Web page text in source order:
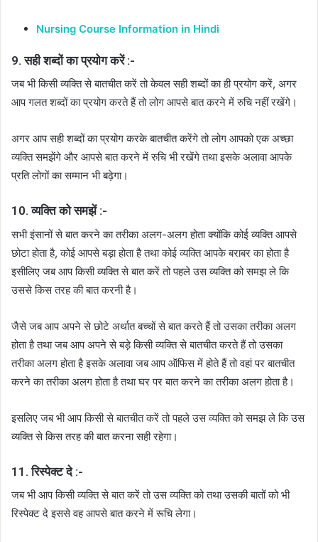
Nursing Course Information in Hindi
9. सही शब्दों का प्रयोग करें :-
जब भी किसी व्यक्ति से बातचीत करें तो केवल सही शब्दों का ही प्रयोग करें, अगर
आप गलत शब्दों का प्रयोग करते हैं तो लोग आपसे बात करने में रुचि नहीं रखेंगे।
अगर आप सही शब्दों का प्रयोग करके बातचीत करेंगे तो लोग आपको एक अच्छा
व्यक्ति समझेंगे और आपसे बात करने में रुचि भी रखेंगे तथा इसके अलावा आपके
प्रति लोगों का सम्मान भी बढ़ेगा।
10. व्यक्ति को समझें :-
सभी इंसानों से बात करने का तरीका अलग-अलग होता क्योंकि कोई व्यक्ति आपसे
छोटा होता है, कोई आपसे बड़ा होता है तथा कोई व्यक्ति आपके बराबर का होता है
इसीलिए जब आप किसी व्यक्ति से बात करें तो पहले उस व्यक्ति को समझ ले कि
उससे किस तरह की बात करनी है।
जैसे जब आप अपने से छोटे अर्थात बच्चों से बात करते हैं तो उसका तरीका अलग
होता है तथा जब आप अपने से बड़े किसी व्यक्ति से बातचीत करते हैं तो उसका
तरीका अलग होता है इसके अलावा जब आप ऑफिस में होते हैं तो वहां पर बातचीत
करने का तरीका अलग होता है तथा घर पर बात करने का तरीका अलग होता है।
इसलिए जब भी आप किसी से बातचीत करें तो पहले उस व्यक्ति को समझ ले कि उस
व्यक्ति से किस तरह की बात करना सही रहेगा।
11. रिस्पेक्ट दे :-
जब भी आप किसी व्यक्ति से बात करें तो उस व्यक्ति को तथा उसकी बातों को भी
रिस्पेक्ट दे इससे वह आपसे बात करने में रूचि लेगा।